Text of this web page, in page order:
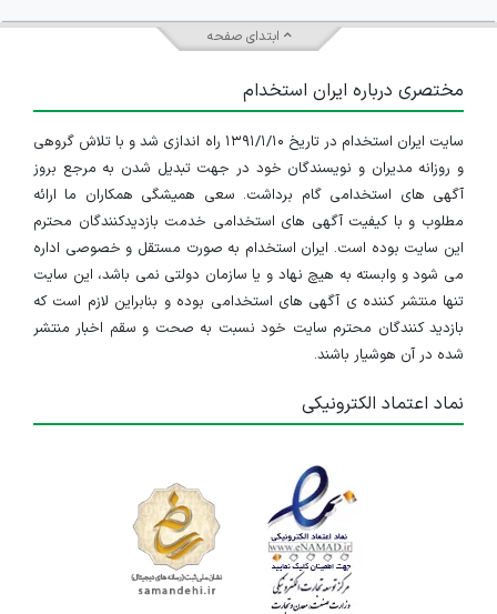
ابتدای صفحه
مختصری درباره ایران استخدام
سایت ایران استخدام در تاریخ ۱۳۹۱/۱/۱۰ راه اندازی شد و با تلاش گروهی
و روزانه مدیران و نویسندگان خود در جهت تبدیل شدن به مرجع بروز
آگهی های استخدامی گام برداشت. سعی همیشگی همکاران ما ارائه
مطلوب و با کیفیت آگهی های استخدامی خدمت بازدیدکنندگان محترم
این سایت بوده است. ایران استخدام به صورت مستقل و خصوصی اداره
می شود و وابسته به هیچ نهاد و یا سازمان دولتی نمی باشد، این سایت
تنها منتشر کننده ی آگهی های استخدامی بوده و بنابراین لازم است که
بازدید کنندگان محترم سایت خود نسبت به صحت و سقم اخبار منتشر
شده در آن هوشیار باشند.
نماد اعتماد الکترونیکی